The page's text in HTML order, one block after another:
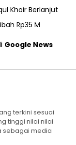
Khoir Berlanjut
Rp35 M
Google News
terkini sesuai
tinggi nilai nilai
sebagai media